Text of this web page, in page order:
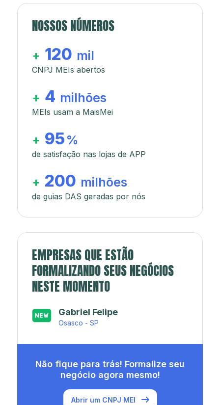
NOSSOS NÚMEROS
+ 120 mil
CNPJ MEIs abertos
+ 4 milhões
MEIs usam a MaisMei
+ 95 %
de satisfação nas lojas de APP
+ 200 milhões
de guias DAS geradas por nós
EMPRESAS QUE ESTÃO
FORMALIZANDO SEUS NEGÓCIOS
NESTE MOMENTO
Japa’s açaí e sorveteria
Rio de Janeiro - RJ
Não fique para trás! Formalize seu
negócio agora mesmo!
Abrir um CNPJ MEI